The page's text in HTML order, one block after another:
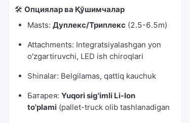
🛠️ Опциялар ва Қўшимчалар
Masts: Дуплекс/Триплекс (2.5-6.5m)
Attachments: Integratsiyalashgan yon
o'zgartiruvchi, LED ish chiroqlari
Shinalar: Belgilamas, qattiq kauchuk
Батарея: Yuqori sig'imli Li-Ion
to'plami (pallet-truck olib tashlanadigan